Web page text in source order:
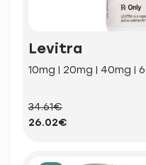
Levitra
10mg | 20mg | 40mg |
34.61€
26.02€